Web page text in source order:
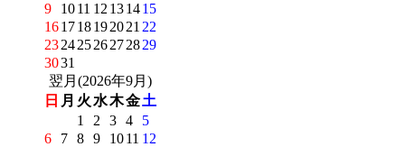
9
1011 12 131415
161718192021 22
23242526272829
3031
翌月(2026年9月)
日 月 火 水木金土
1
2 3 4
5
6
7 8 9 1011 12